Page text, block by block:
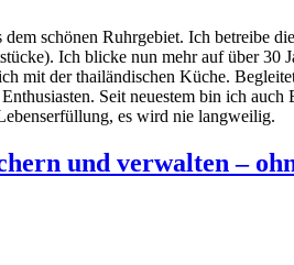
schönen Ruhrgebiet. Ich betreibe
Ich blicke nun mehr auf über
mit der thailändischen Küche.
Seit neuestem bin ich
es wird nie langweilig.
und verwalten –